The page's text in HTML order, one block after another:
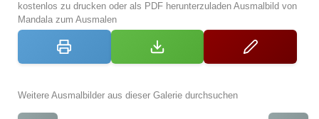
kostenlos zu drucken oder als PDF herunterzuladen Ausmalbild von
Mandala zum Ausmalen
Weitere Ausmalbilder aus dieser Galerie durchsuchen